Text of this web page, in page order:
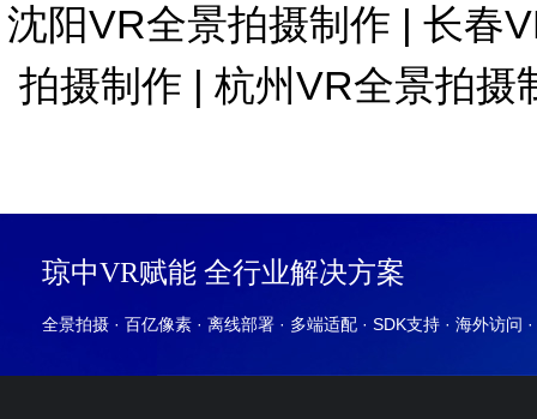
沈阳VR全景拍摄制作 | 长春
拍摄制作 | 杭州VR全景拍摄
琼中VR赋能 全行业解决方案
全景拍摄 · 百亿像素 · 离线部署 · 多端适配 · SDK支持 · 海外访问